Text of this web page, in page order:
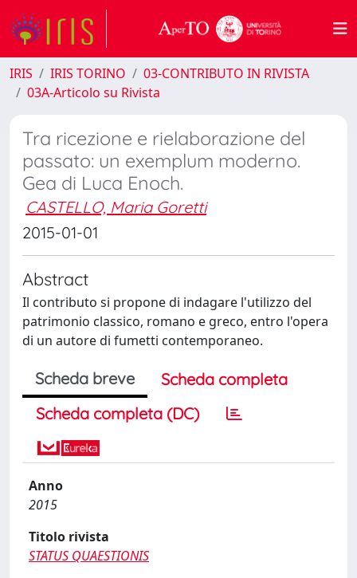
IRIS IRIS TORINO
03-CONTRIBUTO IN RIVISTA
03A-Articolo su Rivista
Tra ricezione e rielaborazione del
passato: un exemplum moderno.
Gea di Luca Enoch.
CASTELLO, Maria Goretti
2015-01-01
Abstract
Il contributo si propone di indagare l'utilizzo del
patrimonio classico, romano e greco, entro l'opera
di un autore di fumetti contemporaneo.
Scheda breve
Scheda completa
Scheda completa (DC)
Anno
2015
Titolo rivista
STATUS QUAESTIONIS